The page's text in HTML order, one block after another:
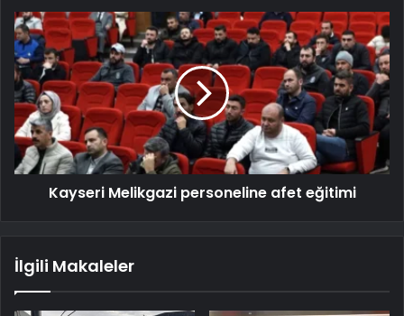
Kayseri Melikgazi personeline afet eğitimi
İlgili Makaleler